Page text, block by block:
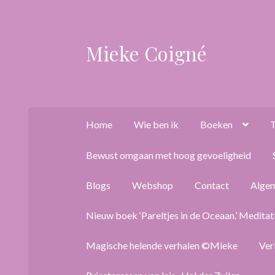
Ga
door
Ga
naar
Mieke Coigné
Home Wie ben ik Boeken
Bewust omgaan met hoog gevoeligheid
Blogs Webshop Contact
Nieuw boek ‘Pareltjes in de Oceaan.’
Magische helende verhalen ©Mieke